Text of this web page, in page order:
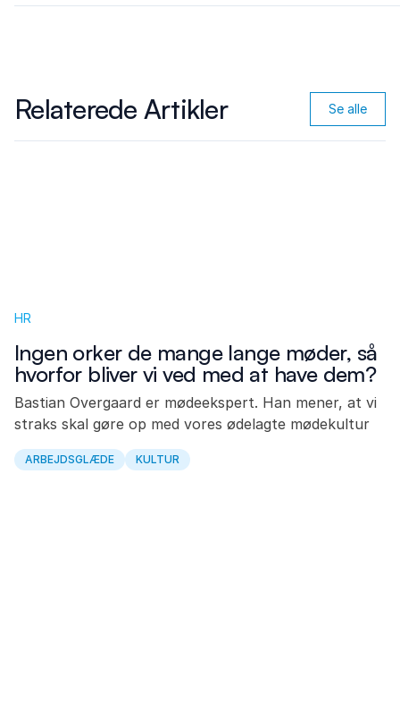
Relaterede Artikler Se alle
HR
Ingen orker de mange lange møder, så
hvorfor bliver vi ved med at have dem?
Bastian Overgaard er mødeekspert. Han mener, at vi
straks skal gøre op med vores ødelagte mødekultur
ARBEJDSGLÆDE KULTUR